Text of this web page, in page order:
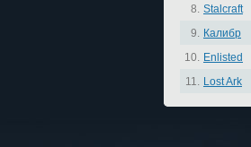
8. Stalcraft
9. Калибр
10. Enlisted
11. Lost Ark